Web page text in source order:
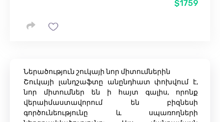
$1759
Ներածություն շուկայի նոր միտումներին
Շուկայի լանդշաֆտը անընդհատ փոխվում է,
նոր միտումներ են ի հայտ գալիս, որոնք
վերաիմաստավորում են բիզնեսի
գործունեությունը և սպառողների